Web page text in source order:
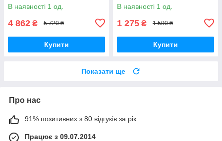
В наявності 1 од.
4 862 ₴ 5 720 ₴
Купити
В наявності 1 од.
1 275 ₴ 1 500 ₴
Купити
Показати ще
Про нас
91% позитивних з 80 відгуків за рік
Працює з 09.07.2014